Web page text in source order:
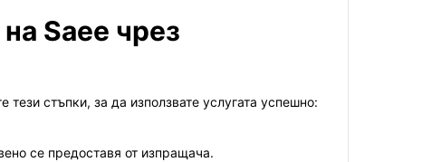
Saee чрез
стъпки, за да използвате услугата успешно:
се предоставя от изпращача.